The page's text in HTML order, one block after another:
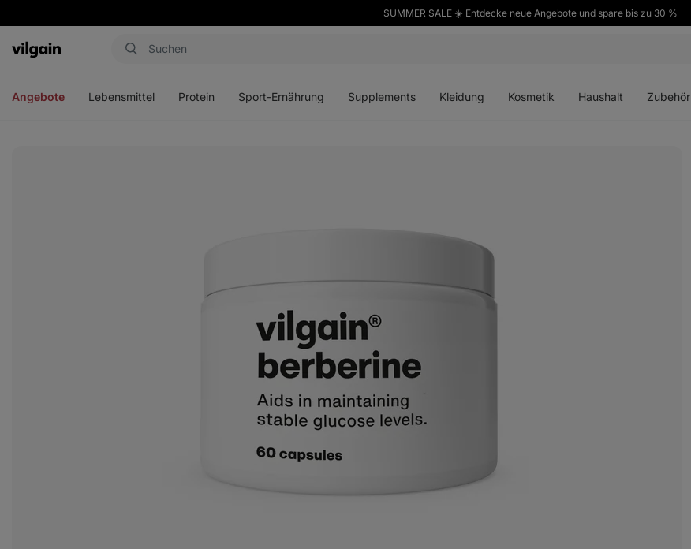
SUMMER SALE ☀️ Entdecke neue Angebote und spare bis zu 30 %
Aktin
Angebote Lebensmittel Protein Sport-Ernährung Supplements Kleidung Kosmetik Haushalt Zubehör